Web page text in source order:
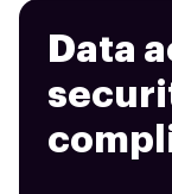
Data